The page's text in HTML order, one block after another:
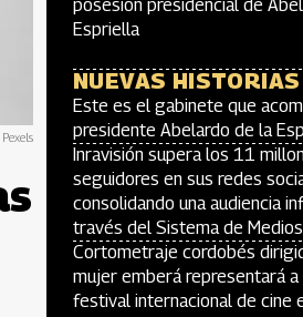
Pexels
posesión presidencial de
Espriella
NUEVAS HISTORIAS
Este es el gabinete que
presidente Abelardo de la
Inravisión supera los 11
seguidores en sus redes
consolidando una audiencia
través del Sistema de
Cortometraje cordobés
mujer emberá representará a
festival internacional de cine